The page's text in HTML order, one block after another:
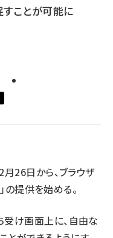
ことが可能に
26日から、ブラウザ
提供を始める。
受け画面上に、自由な